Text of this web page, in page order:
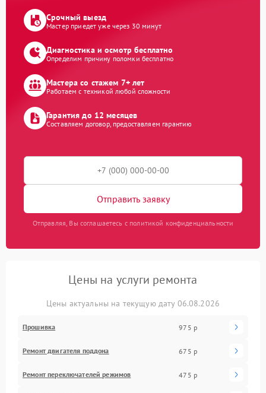
Срочный выезд
Мастер приедет уже через 30 минут
Диагностика и осмотр бесплатно
Определим причину поломки бесплатно
Мастера со стажем 7+ лет
Работаем с техникой любой сложности
Гарантия до 12 месяцев
Составляем договор, предоставляем гарантию
Отправить заявку
Отправляя, Вы соглашаетесь с политикой конфиденциальности
Цены на услуги ремонта
Цены актуальны на текущую дату 06.08.2026
Прошивка 975 р
Ремонт двигателя поддона 675 р
Ремонт переключателей режимов 475 р